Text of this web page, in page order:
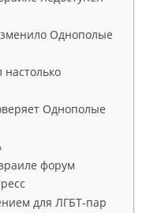
Однополые
Однополые
форум
для ЛГБТ‑пар